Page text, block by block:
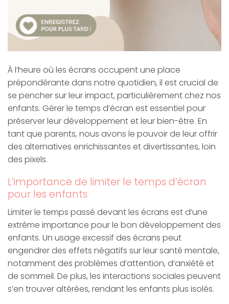
À l’heure où les écrans occupent une place
prépondérante dans notre quotidien, il est crucial de
se pencher sur leur impact, particulièrement chez nos
enfants. Gérer le temps d’écran est essentiel pour
préserver leur développement et leur bien-être. En
tant que parents, nous avons le pouvoir de leur offrir
des alternatives enrichissantes et divertissantes, loin
des pixels.
L’importance de limiter le temps d’écran
pour les enfants
Limiter le temps passé devant les écrans est d’une
extrême importance pour le bon développement des
enfants. Un usage excessif des écrans peut
engendrer des effets négatifs sur leur santé mentale,
notamment des problèmes d’attention, d’anxiété et
de sommeil. De plus, les interactions sociales peuvent
s’en trouver altérées, rendant les enfants plus isolés.